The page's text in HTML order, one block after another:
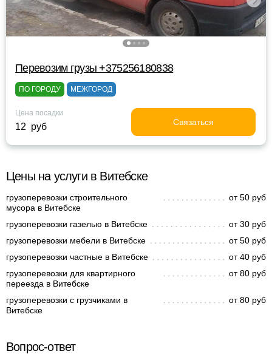
Перевозим грузы +375256180838
ПО ГОРОДУ МЕЖГОРОД
Цена посадки
12 руб Связаться
Цены на услуги в Витебске
грузоперевозки строительного
мусора в Витебске
от 50 руб
грузоперевозки газелью в Витебске
от 30 руб
грузоперевозки мебели в Витебске
от 50 руб
грузоперевозки частные в Витебске
от 40 руб
грузоперевозки для квартирного
переезда в Витебске
от 80 руб
грузоперевозки с грузчиками в
Витебске
от 80 руб
Вопрос-ответ